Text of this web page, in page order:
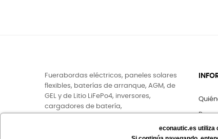
Fuerabordas eléctricos, paneles solares
flexibles, baterías de arranque, AGM, de
GEL y de Litio LiFePo4, inversores,
cargadores de batería,
Pago
Aviso
econautic.es utiliza